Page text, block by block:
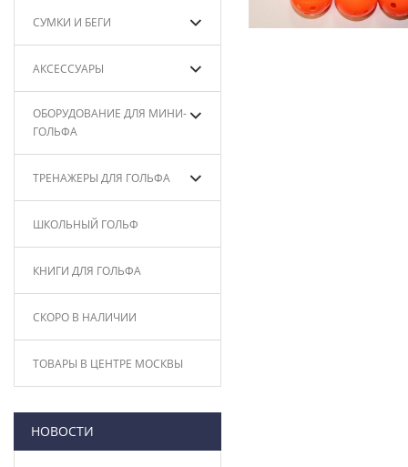
СУМКИ И БЕГИ
АКСЕССУАРЫ
ОБОРУДОВАНИЕ ДЛЯ МИНИ-
ГОЛЬФА
ТРЕНАЖЕРЫ ДЛЯ ГОЛЬФА
ШКОЛЬНЫЙ ГОЛЬФ
КНИГИ ДЛЯ ГОЛЬФА
СКОРО В НАЛИЧИИ
ТОВАРЫ В ЦЕНТРЕ МОСКВЫ
НОВОСТИ